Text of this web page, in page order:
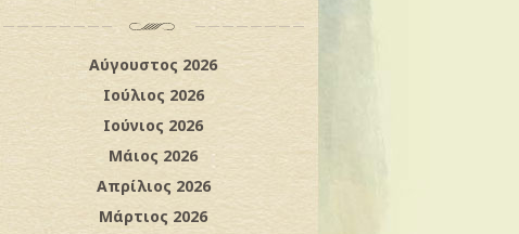
Αύγουστος 2026
Ιούλιος 2026
Ιούνιος 2026
Μάιος 2026
Απρίλιος 2026
Μάρτιος 2026